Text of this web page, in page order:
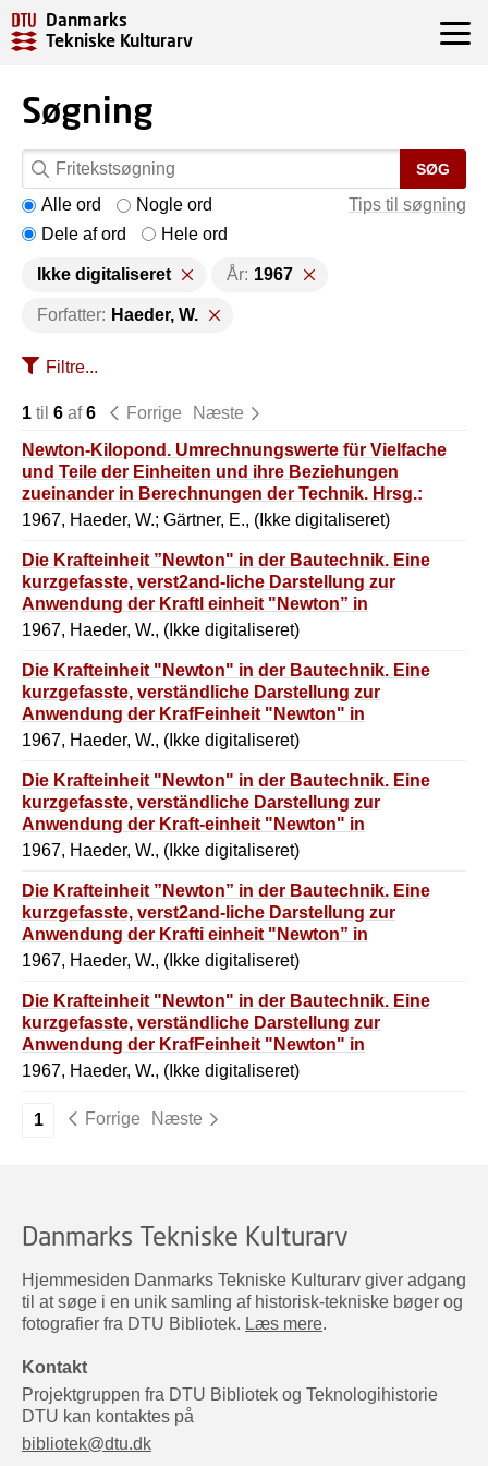
Danmarks
Tekniske Kulturarv
Søgning
SØG
Tips til søgning
Alle ord
Nogle ord
Dele af ord
Hele ord
Ikke digitaliseret År: 1967
Forfatter: Haeder, W.
Filtre...
1 til 6 af6 Forrige
Næste
Newton-Kilopond. Umrechnungswerte für Vielfache
und Teile der Einheiten und ihre Beziehungen
zueinander in Berechnungen der Technik. Hrsg.:
Deutscher Normenausschuss (DNA).
1967, Haeder, W.; Gärtner, E., (Ikke digitaliseret)
Die Krafteinheit ”Newton" in der Bautechnik. Eine
kurzgefasste, verst2and-liche Darstellung zur
Anwendung der Kraftl einheit "Newton” in
Berechnungen der Bautechnik.
1967, Haeder, W., (Ikke digitaliseret)
Die Krafteinheit "Newton" in der Bautechnik. Eine
kurzgefasste, verständliche Darstellung zur
Anwendung der KrafFeinheit "Newton" in
Berechnung der Bautechnik.
1967, Haeder, W., (Ikke digitaliseret)
Die Krafteinheit "Newton" in der Bautechnik. Eine
kurzgefasste, verständliche Darstellung zur
Anwendung der Kraft-einheit "Newton" in
Berechnung der Bautechnik.
1967, Haeder, W., (Ikke digitaliseret)
Die Krafteinheit ”Newton” in der Bautechnik. Eine
kurzgefasste, verst2and-liche Darstellung zur
Anwendung der Krafti einheit "Newton” in
Berechnungen der Bautechnik.
1967, Haeder, W., (Ikke digitaliseret)
Die Krafteinheit "Newton" in der Bautechnik. Eine
kurzgefasste, verständliche Darstellung zur
Anwendung der KrafFeinheit "Newton" in
Berechnung der Bautechnik.
1967, Haeder, W., (Ikke digitaliseret)
1 Forrige Næste
Danmarks Tekniske Kulturarv
Hjemmesiden Danmarks Tekniske Kulturarv giver adgang
til at søge i en unik samling af historisk-tekniske bøger og
fotografier fra DTU Bibliotek. Læs mere.
Kontakt
Projektgruppen fra DTU Bibliotek og Teknologihistorie
DTU kan kontaktes på
bibliotek@dtu.dk